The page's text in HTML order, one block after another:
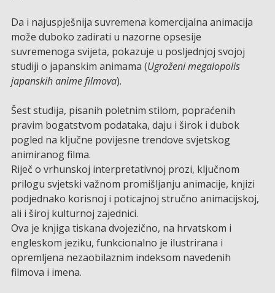
Da i najuspješnija suvremena komercijalna animacija
može duboko zadirati u nazorne opsesije
suvremenoga svijeta, pokazuje u posljednjoj svojoj
studiji o japanskim animama (Ugroženi megalopolis
japanskih anime filmova).
Šest studija, pisanih poletnim stilom, popraćenih
pravim bogatstvom podataka, daju i širok i dubok
pogled na ključne povijesne trendove svjetskog
animiranog filma.
Riječ o vrhunskoj interpretativnoj prozi, ključnom
prilogu svjetski važnom promišljanju animacije, knjizi
podjednako korisnoj i poticajnoj stručno animacijskoj,
ali i široj kulturnoj zajednici.
Ova je knjiga tiskana dvojezično, na hrvatskom i
engleskom jeziku, funkcionalno je ilustrirana i
opremljena nezaobilaznim indeksom navedenih
filmova i imena.